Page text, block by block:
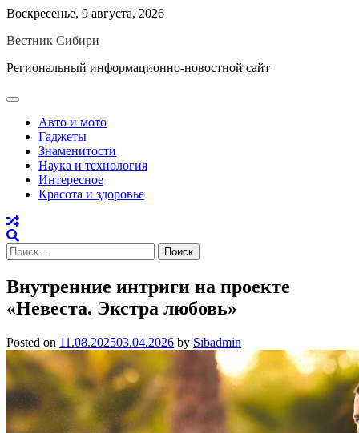
Skip
content
Воскресенье, 9 августа, 2026
Вестник Сибири
Региональный информационно-новостной сайт
Авто и мото
Гаджеты
Знаменитости
Наука и технология
Интересное
Красота и здоровье
Найти:
Внутренние интриги на проекте
«Невеста. Экстра любовь»
Posted on 11.08.202503.04.2026 by Sibadmin